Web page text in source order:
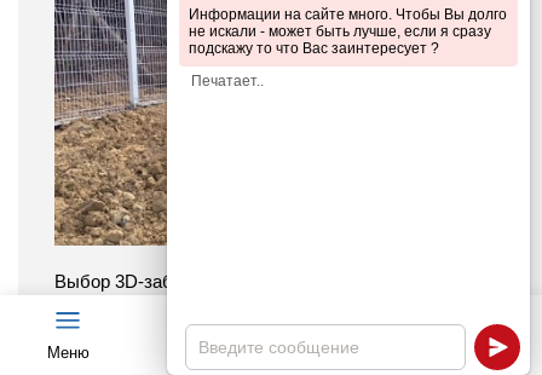
Меню Каталог Калькулятор Чат
Выбор 3D-забора — это не только про внешний
зависит срок службы: от толщины прутка и типа
оцинковки до глубины бетонирования столбов. В
нашей статье — ключевые параметры, на которые
Информации на сайте много. Чтобы Вы долго
не искали - может быть лучше, если я сразу
подскажу то что Вас заинтересует ?